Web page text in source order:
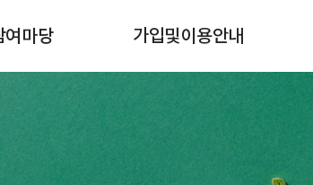
여마당 가입및이용안내
조합원 가입신청